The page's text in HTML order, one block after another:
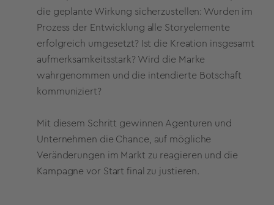
die geplante Wirkung sicherzustellen: Wurden im
Prozess der Entwicklung alle Storyelemente
erfolgreich umgesetzt? Ist die Kreation insgesamt
aufmerksamkeitsstark? Wird die Marke
wahrgenommen und die intendierte Botschaft
kommuniziert?
Mit diesem Schritt gewinnen Agenturen und
Unternehmen die Chance, auf mögliche
Veränderungen im Markt zu reagieren und die
Kampagne vor Start final zu justieren.